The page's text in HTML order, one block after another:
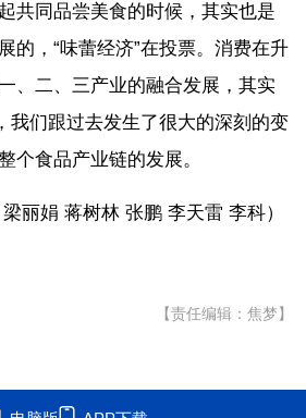
共同品尝美食的时候，其实也是
的，“味蕾经济”在投票。消费在升
、二、三产业的融合发展，其实
我们跟过去发生了很大的深刻的变
个食品产业链的发展。
梁丽娟 蒋树林 张鹏 李天雷 李科）
【责任编辑：焦梦】